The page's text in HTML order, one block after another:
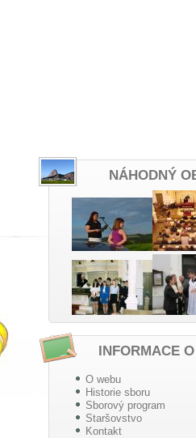
NÁHODNÝ
INFORMACE
O webu
Historie sboru
Sborový program
Staršovstvo
Kontakt